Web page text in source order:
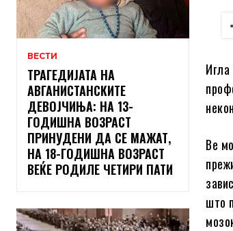
ВЕСТИ
ТРАГЕДИЈАТА НА
АВГАНИСТАНСКИТЕ
ДЕВОЈЧИЊА: НА 13-
ГОДИШНА ВОЗРАСТ
ПРИНУДЕНИ ДА СЕ МАЖАТ,
НА 18-ГОДИШНА ВОЗРАСТ
ВЕЌЕ РОДИЛЕ ЧЕТИРИ ПАТИ
Ве
што